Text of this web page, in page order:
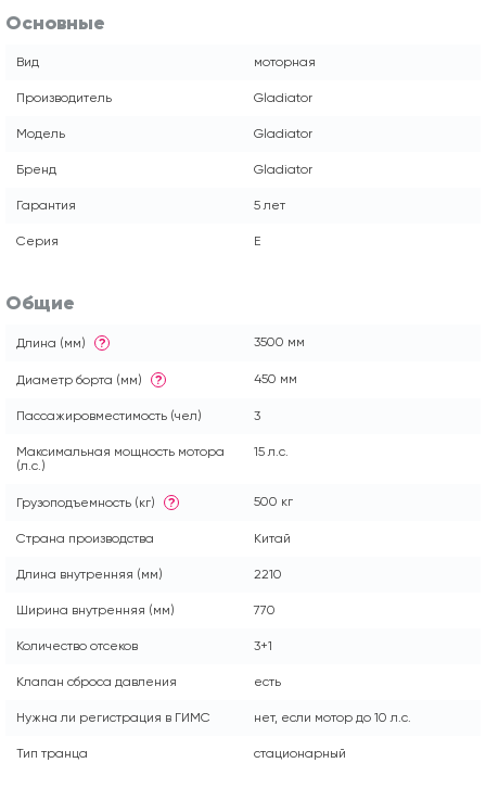
Основные
Вид моторная
Производитель Gladiator
Модель Gladiator
Бренд Gladiator
Гарантия 5 лет
Серия E
Общие
Длина (мм) ? 3500 мм
Диаметр борта (мм) ? 450 мм
Пассажировместимость (чел) 3
Максимальная мощность мотора
(л.с.)
15 л.с.
Грузоподъемность (кг) ? 500 кг
Страна производства Китай
Длина внутренняя (мм) 2210
Ширина внутренняя (мм) 770
Количество отсеков 3+1
Клапан сброса давления есть
Нужна ли регистрация в ГИМС нет, если мотор до 10 л.с.
Тип транца стационарный